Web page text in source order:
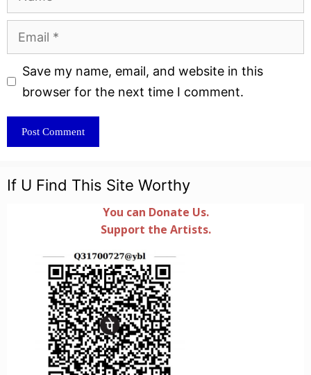
Email
Website
Save my name, email, and website in this
browser for the next time I comment.
If U Find This Site Worthy